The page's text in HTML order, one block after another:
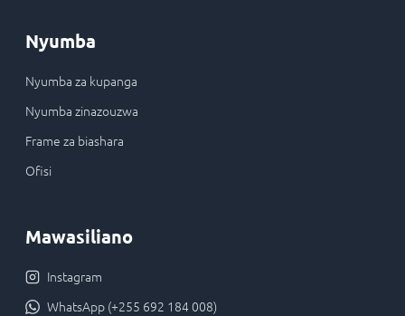
Nyumba
Nyumba za kupanga
Nyumba zinazouzwa
Frame za biashara
Ofisi
Mawasiliano
Instagram
WhatsApp (+255 692 184 008)